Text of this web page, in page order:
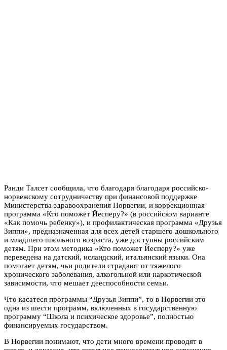
Ранди Талсет сообщила, что благодаря благодаря российско-
норвежскому сотрудничеству при финансовой поддержке
Министерства здравоохранения Норвегии, и коррекционная
программа «Кто поможет Йесперу?» (в российском варианте
«Как помочь ребенку»), и профилактическая программа «Друзья
Зиппи», предназначенная для всех детей старшего дошкольного
и младшего школьного возраста, уже доступны российским
детям. При этом методика «Кто поможет Йесперу?» уже
переведена на датский, исландский, итальянский языки. Она
помогает детям, чьи родители страдают от тяжелого
хронического заболевания, алкогольной или наркотической
зависимости, что мешает дееспособности семьи.
Что касатеся программы “Друзья Зиппи”, то в Норвегии это
одна из шести программ, включенных в государственную
программу “Школа и психическое здоровье”, полностью
финансируемых государством.
В Норвегии понимают, что дети много времени проводят в